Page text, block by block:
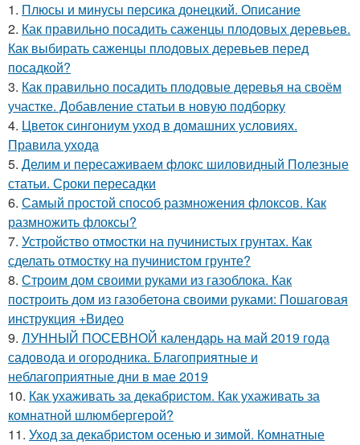
1. Плюсы и минусы персика донецкий. Описание
2. Как правильно посадить саженцы плодовых деревьев.
Как выбирать саженцы плодовых деревьев перед
посадкой?
3. Как правильно посадить плодовые деревья на своём
участке. Добавление статьи в новую подборку
4. Цветок сингониум уход в домашних условиях.
Правила ухода
5. Делим и пересаживаем флокс шиловидный Полезные
статьи. Сроки пересадки
6. Самый простой способ размножения флоксов. Как
размножить флоксы?
7. Устройство отмостки на пучинистых грунтах. Как
сделать отмостку на пучинистом грунте?
8. Строим дом своими руками из газоблока. Как
построить дом из газобетона своими руками: Пошаговая
инструкция +Видео
9. ЛУННЫЙ ПОСЕВНОЙ календарь на май 2019 года
садовода и огородника. Благоприятные и
неблагоприятные дни в мае 2019
10. Как ухаживать за декабристом. Как ухаживать за
комнатной шлюмбергерой?
11. Уход за декабристом осенью и зимой. Комнатные